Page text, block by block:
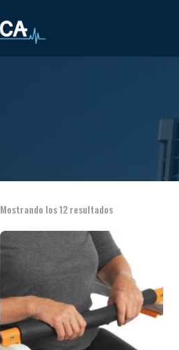
Mostrando los 12 resultados